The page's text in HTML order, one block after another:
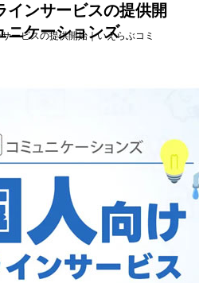
ービスの提供開始｜いえらぶコミ
インサービスの提供開
ニケーションズ